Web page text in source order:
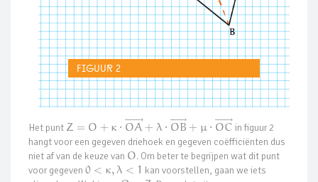
Figuur 2
Het punt Z = O + κ ⋅ OA
 ⃗
 + λ ⋅ OB
 ⃗
 + μ ⋅ OC
 ⃗

in figuur 2
hangt voor een gegeven driehoek en gegeven coëfficiënten dus
niet af van de keuze van O. Om beter te begrijpen wat dit punt
voor gegeven 0 < κ, λ < 1 kan voorstellen, gaan we iets